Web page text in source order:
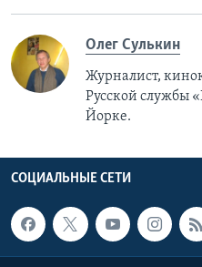
Олег Сулькин
Журналист,
Русской службы
Йорке.
СОЦИАЛЬНЫЕ СЕТИ